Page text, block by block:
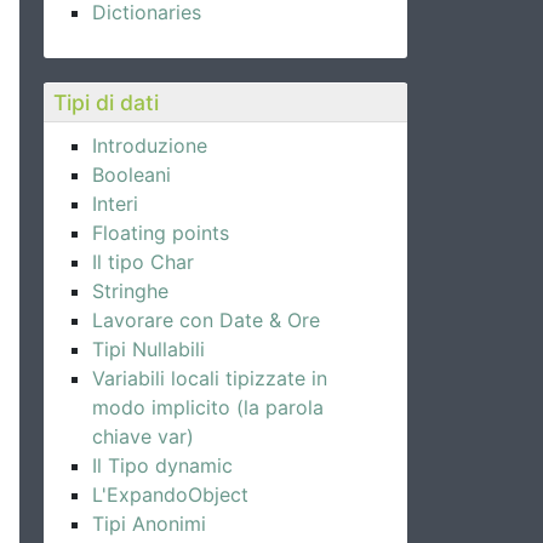
Dictionaries
Tipi di dati
Introduzione
Booleani
Interi
Floating points
Il tipo Char
Stringhe
Lavorare con Date & Ore
Tipi Nullabili
Variabili locali tipizzate in
modo implicito (la parola
chiave var)
Il Tipo dynamic
L'ExpandoObject
Tipi Anonimi